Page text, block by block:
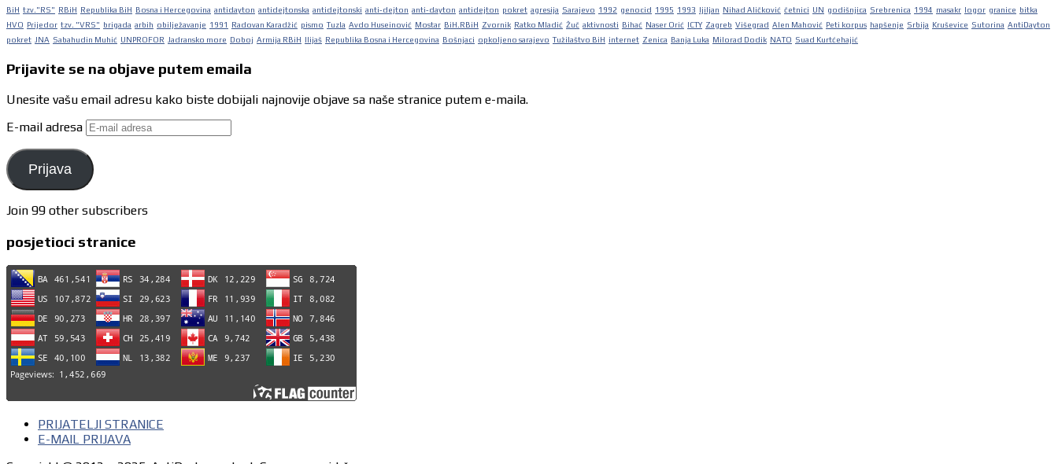
BiH tzv."RS" RBiH Republika BiH Bosna i Hercegovina antidayton antidejtonska antidejtonski anti-dejton anti-dayton antidejton pokret agresija Sarajevo 1992 genocid 1995 1993 ljiljan Nihad Aličković četnici UN godišnjica Srebrenica 1994 masakr logor granice bitka
HVO Prijedor tzv. "VRS" brigada arbih obilježavanje 1991 Radovan Karadžić pismo Tuzla Avdo Huseinović Mostar BiH.RBiH Zvornik Ratko Mladić Žuč aktivnosti Bihać Naser Orić ICTY Zagreb Višegrad Alen Mahović Peti korpus hapšenje Srbija Kruševice Sutorina AntiDayton
pokret JNA Sabahudin Muhić UNPROFOR Jadransko more Doboj Armija RBiH Ilijaš Republika Bosna i Hercegovina Bošnjaci opkoljeno sarajevo Tužilaštvo BiH internet Zenica Banja Luka Milorad Dodik NATO Suad Kurtćehajić
Prijavite se na objave putem emaila
Unesite vašu email adresu kako biste dobijali najnovije objave sa naše stranice putem e-maila.
E-mail adresa
Prijava
Join 99 other subscribers
posjetioci stranice
PRIJATELJI STRANICE
E-MAIL PRIJAVA